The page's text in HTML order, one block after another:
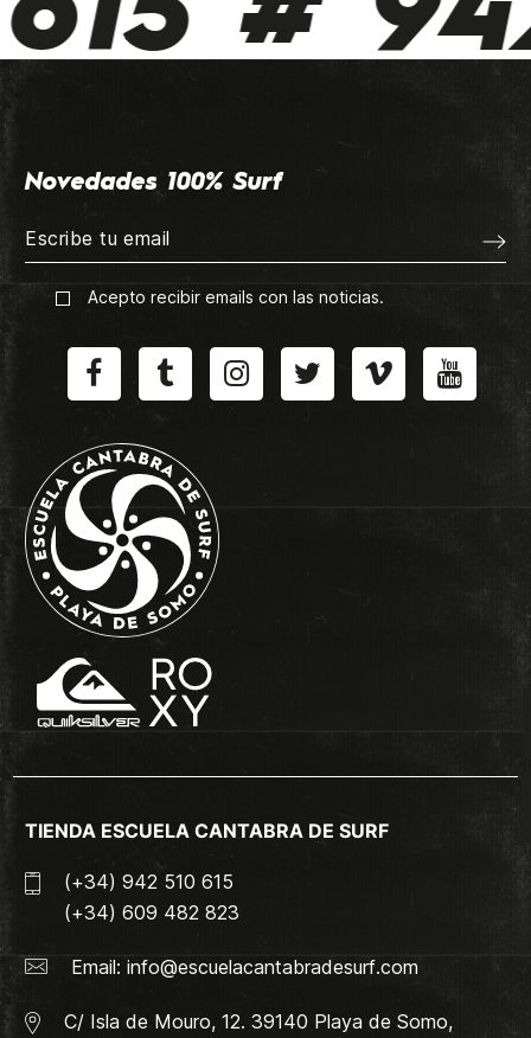
Novedades 100% Surf
Acepto recibir emails con las noticias.
TIENDA ESCUELA CANTABRA DE SURF
(+34) 942 510 615
(+34) 609 482 823
Email: info@escuelacantabradesurf.com
C/ Isla de Mouro, 12. 39140 Playa de Somo,